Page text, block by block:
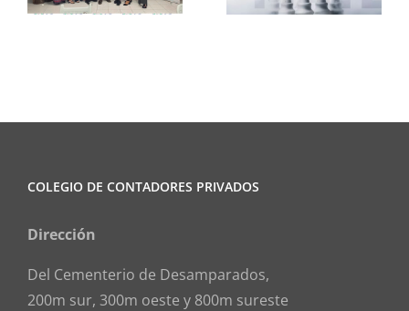
COLEGIO DE CONTADORES PRIVADOS
Dirección
Del Cementerio de Desamparados,
200m sur, 300m oeste y 800m sureste